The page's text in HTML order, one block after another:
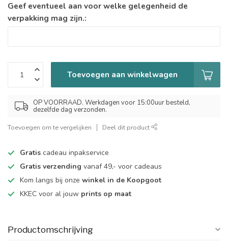
Geef eventueel aan voor welke gelegenheid de
verpakking mag zijn.:
Toevoegen aan winkelwagen
OP VOORRAAD. Werkdagen voor 15:00uur besteld,
dezelfde dag verzonden.
Toevoegen om te vergelijken Deel dit product
Gratis cadeau inpakservice
Gratis verzending vanaf 49,- voor cadeaus
Kom langs bij onze winkel in de Koopgoot
KKEC voor al jouw prints op maat
Productomschrijving